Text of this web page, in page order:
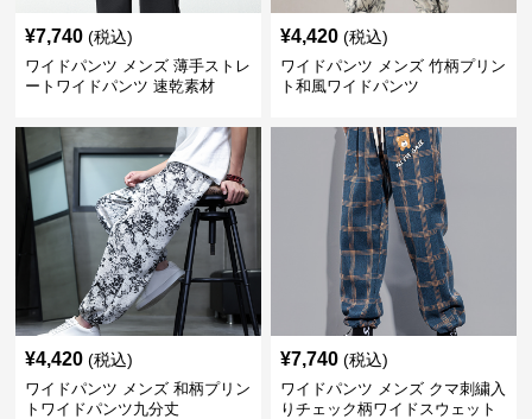
¥7,740 (税込)
ワイドパンツ メンズ 薄手ストレ
ートワイドパンツ 速乾素材
¥4,420 (税込)
ワイドパンツ メンズ 竹柄プリン
ト和風ワイドパンツ
¥4,420 (税込)
ワイドパンツ メンズ 和柄プリン
トワイドパンツ九分丈
¥7,740 (税込)
ワイドパンツ メンズ クマ刺繍入
りチェック柄ワイドスウェット